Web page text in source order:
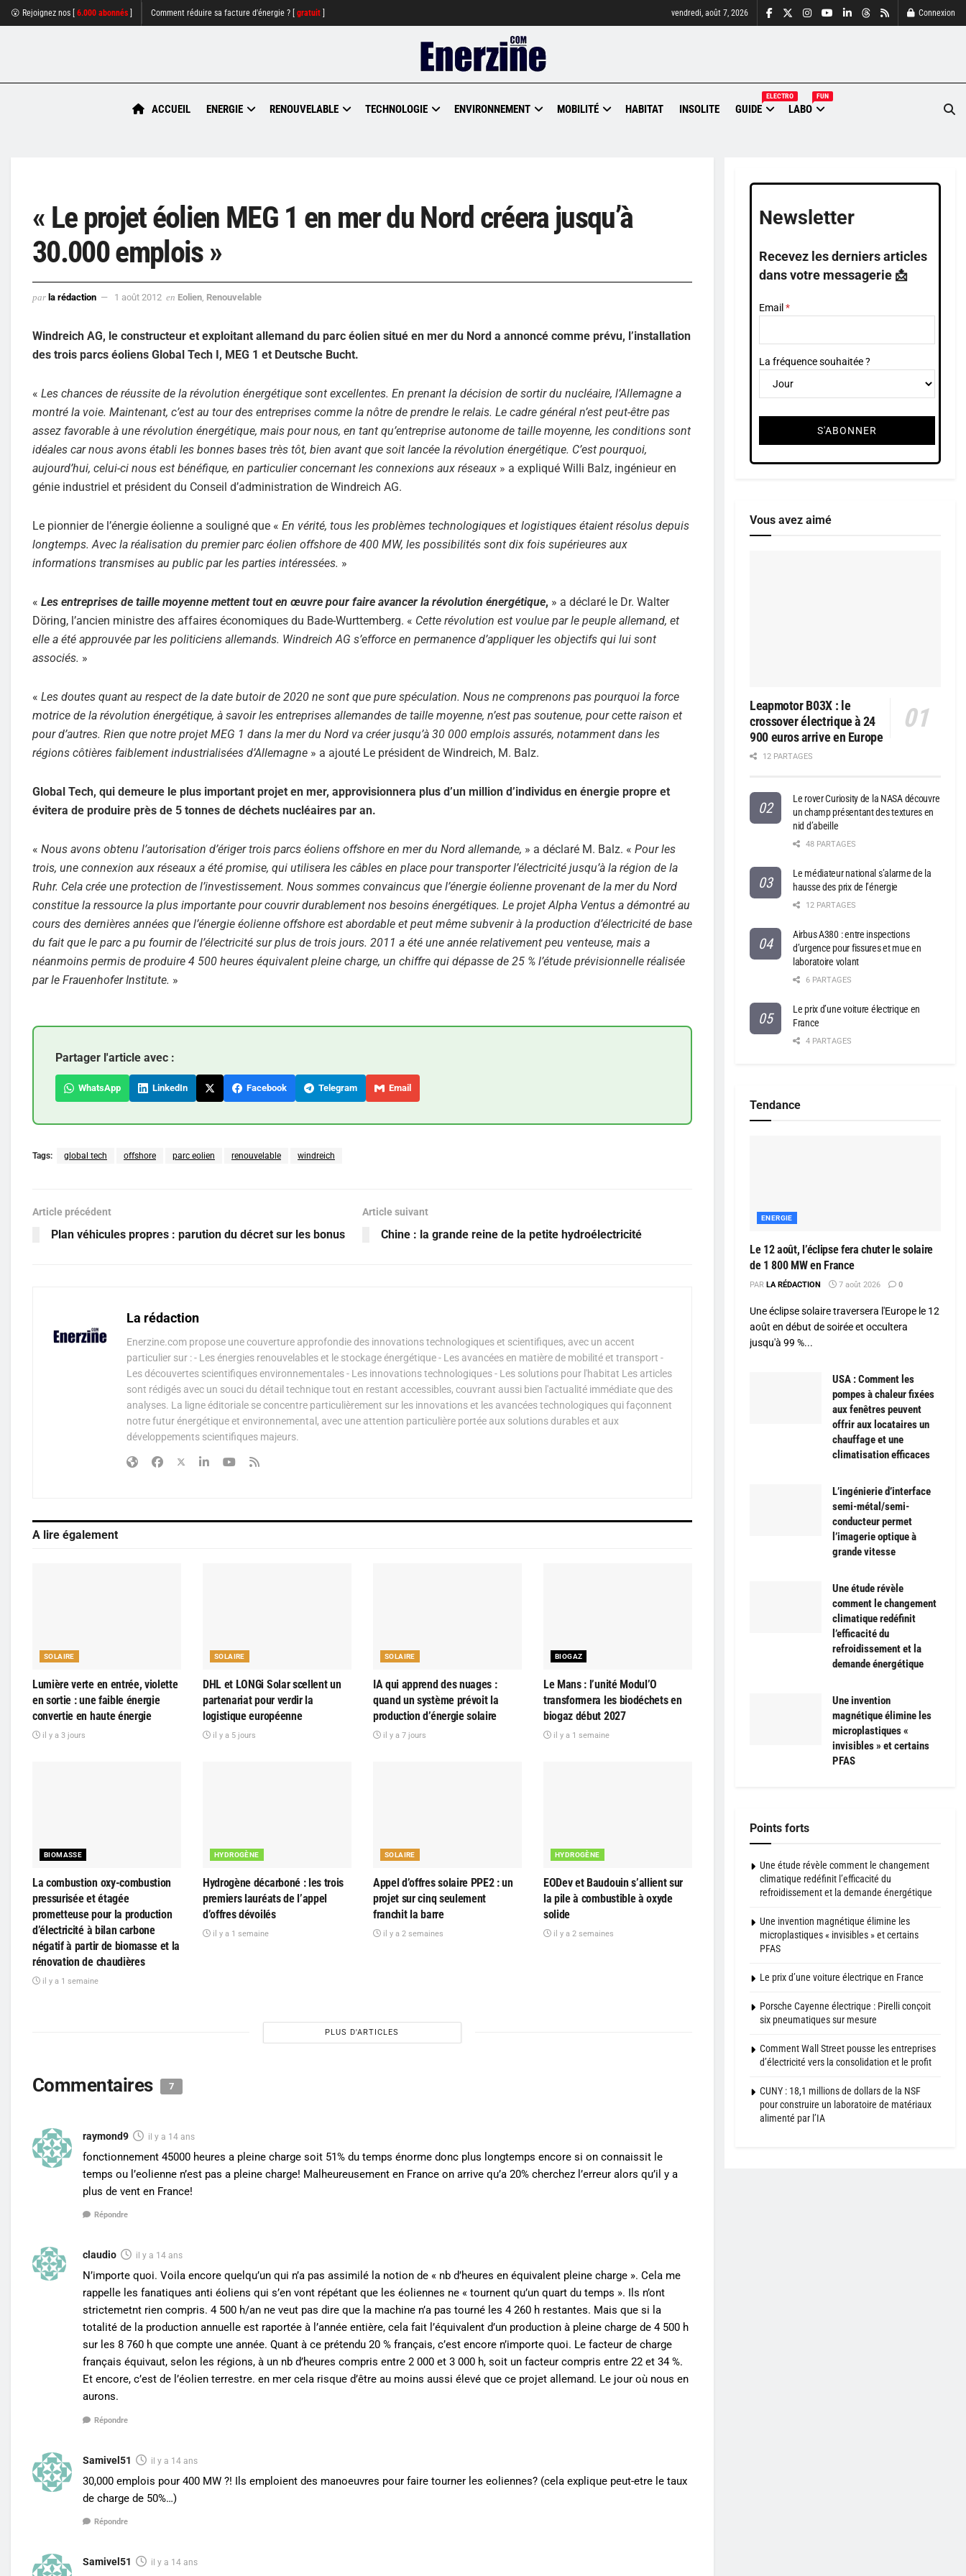
😮 Rejoignez nos [ 6.000 abonnés Comment réduire sa facture d'énergie ? [ gratuit vendredi, août 7, 2026 Connexion
ACCUEIL ENERGIE RENOUVELABLE TECHNOLOGIE ENVIRONNEMENT MOBILITÉ HABITAT INSOLITE GUIDE
ELECTRO
LABO
FUN
« Le projet éolien MEG 1 en mer du Nord créera jusqu’à
30.000 emplois »
par la rédaction 1 août 2012 en Eolien Renouvelable
Windreich AG, le constructeur et exploitant allemand du parc éolien situé en mer du Nord a annoncé comme prévu, l’installation
des trois parcs éoliens Global Tech I, MEG 1 et Deutsche Bucht.
« Les chances de réussite de la révolution énergétique sont excellentes. En prenant la décision de sortir du nucléaire, l’Allemagne a
montré la voie. Maintenant, c’est au tour des entreprises comme la nôtre de prendre le relais. Le cadre général n’est peut-être pas
assez favorable à une révolution énergétique, mais pour nous, en tant qu’entreprise autonome de taille moyenne, les conditions sont
idéales car nous avons établi les bonnes bases très tôt, bien avant que soit lancée la révolution énergétique. C’est pourquoi,
aujourd’hui, celui-ci nous est bénéfique, en particulier concernant les connexions aux réseaux » a expliqué Willi Balz, ingénieur en
génie industriel et président du Conseil d’administration de Windreich AG.
Le pionnier de l’énergie éolienne a souligné que « En vérité, tous les problèmes technologiques et logistiques étaient résolus depuis
longtemps. Avec la réalisation du premier parc éolien offshore de 400 MW, les possibilités sont dix fois supérieures aux
informations transmises au public par les parties intéressées. »
« Les entreprises de taille moyenne mettent tout en œuvre pour faire avancer la révolution énergétique, » a déclaré le Dr. Walter
Döring, l’ancien ministre des affaires économiques du Bade-Wurttemberg. « Cette révolution est voulue par le peuple allemand, et
elle a été approuvée par les politiciens allemands. Windreich AG s’efforce en permanence d’appliquer les objectifs qui lui sont
associés. »
« Les doutes quant au respect de la date butoir de 2020 ne sont que pure spéculation. Nous ne comprenons pas pourquoi la force
motrice de la révolution énergétique, à savoir les entreprises allemandes de taille moyenne, n’est pas soutenue, pour cette raison et
pour d’autres. Rien que notre projet MEG 1 dans la mer du Nord va créer jusqu’à 30 000 emplois assurés, notamment dans les
régions côtières faiblement industrialisées d’Allemagne » a ajouté Le président de Windreich, M. Balz.
Global Tech, qui demeure le plus important projet en mer, approvisionnera plus d’un million d’individus en énergie propre et
évitera de produire près de 5 tonnes de déchets nucléaires par an.
« Nous avons obtenu l’autorisation d’ériger trois parcs éoliens offshore en mer du Nord allemande, » a déclaré M. Balz. « Pour les
trois, une connexion aux réseaux a été promise, qui utilisera les câbles en place pour transporter l’électricité jusqu’à la région de la
Ruhr. Cela crée une protection de l’investissement. Nous sommes convaincus que l’énergie éolienne provenant de la mer du Nord
constitue la ressource la plus importante pour couvrir durablement nos besoins énergétiques. Le projet Alpha Ventus a démontré au
cours des dernières années que l’énergie éolienne offshore est abordable et peut même subvenir à la production d’électricité de base
du fait que le parc a pu fournir de l’électricité sur plus de trois jours. 2011 a été une année relativement peu venteuse, mais a
néanmoins permis de produire 4 500 heures équivalent pleine charge, un chiffre qui dépasse de 25 % l’étude prévisionnelle réalisée
par le Frauenhofer Institute. »
Partager l'article avec :
WhatsApp LinkedIn Facebook Telegram Email
Tags: global tech offshore parc eolien renouvelable windreich
Article précédent
Plan véhicules propres : parution du décret sur les bonus
Article suivant
Chine : la grande reine de la petite hydroélectricité
La rédaction
Enerzine.com propose une couverture approfondie des innovations technologiques et scientifiques, avec un accent
particulier sur : - Les énergies renouvelables et le stockage énergétique - Les avancées en matière de mobilité et transport -
Les découvertes scientifiques environnementales - Les innovations technologiques - Les solutions pour l'habitat Les articles
sont rédigés avec un souci du détail technique tout en restant accessibles, couvrant aussi bien l'actualité immédiate que des
analyses. La ligne éditoriale se concentre particulièrement sur les innovations et les avancées technologiques qui façonnent
notre futur énergétique et environnemental, avec une attention particulière portée aux solutions durables et aux
développements scientifiques majeurs.
A lire également
SOLAIRE
Lumière verte en entrée, violette
en sortie : une faible énergie
convertie en haute énergie
il y a 3 jours
SOLAIRE
DHL et LONGi Solar scellent un
partenariat pour verdir la
logistique européenne
il y a 5 jours
SOLAIRE
IA qui apprend des nuages :
quand un système prévoit la
production d’énergie solaire
il y a 7 jours
BIOGAZ
Le Mans : l’unité Modul’O
transformera les biodéchets en
biogaz début 2027
il y a 1 semaine
BIOMASSE
La combustion oxy-combustion
pressurisée et étagée
prometteuse pour la production
d’électricité à bilan carbone
négatif à partir de biomasse et la
rénovation de chaudières
il y a 1 semaine
HYDROGÈNE
Hydrogène décarboné : les trois
premiers lauréats de l’appel
d’offres dévoilés
il y a 1 semaine
SOLAIRE
Appel d’offres solaire PPE2 : un
projet sur cinq seulement
franchit la barre
il y a 2 semaines
HYDROGÈNE
EODev et Baudouin s’allient sur
la pile à combustible à oxyde
solide
il y a 2 semaines
PLUS D'ARTICLES
Commentaires 7
raymond9 il y a 14 ans
fonctionnement 45000 heures a pleine charge soit 51% du temps énorme donc plus longtemps encore si on connaissit le
temps ou l’eolienne n’est pas a pleine charge! Malheureusement en France on arrive qu’a 20% cherchez l’erreur alors qu’il y a
plus de vent en France!
Répondre
claudio il y a 14 ans
N’importe quoi. Voila encore quelqu’un qui n’a pas assimilé la notion de « nb d’heures en équivalent pleine charge ». Cela me
rappelle les fanatiques anti éoliens qui s’en vont répétant que les éoliennes ne « tournent qu’un quart du temps ». Ils n’ont
strictemetnt rien compris. 4 500 h/an ne veut pas dire que la machine n’a pas tourné les 4 260 h restantes. Mais que si la
totalité de la production annuelle est raportée à l’année entière, cela fait l’équivalent d’un production à pleine charge de 4 500 h
sur les 8 760 h que compte une année. Quant à ce prétendu 20 % français, c’est encore n’importe quoi. Le facteur de charge
français équivaut, selon les régions, à un nb d’heures compris entre 2 000 et 3 000 h, soit un facteur compris entre 22 et 34 %.
Et encore, c’est de l’éolien terrestre. en mer cela risque d’être au moins aussi élevé que ce projet allemand. Le jour où nous en
aurons.
Répondre
Samivel51 il y a 14 ans
30,000 emplois pour 400 MW ?! Ils emploient des manoeuvres pour faire tourner les eoliennes? (cela explique peut-etre le taux
de charge de 50%…)
Répondre
Samivel51 il y a 14 ans
Newsletter
Recevez les derniers articles
dans votre messagerie 📩
Email
La fréquence souhaitée ?
Vous avez aimé
Leapmotor B03X : le
crossover électrique à 24
900 euros arrive en Europe
12 PARTAGES
Le rover Curiosity de la NASA découvre
un champ présentant des textures en
nid d’abeille
48 PARTAGES
Le médiateur national s’alarme de la
hausse des prix de l’énergie
12 PARTAGES
Airbus A380 : entre inspections
d’urgence pour fissures et mue en
laboratoire volant
6 PARTAGES
Le prix d’une voiture électrique en
France
4 PARTAGES
Tendance
ENERGIE
Le 12 août, l’éclipse fera chuter le solaire
de 1 800 MW en France
PAR LA RÉDACTION 7 août 2026 0
Une éclipse solaire traversera l'Europe le 12
août en début de soirée et occultera
jusqu'à 99 %...
USA : Comment les
pompes à chaleur fixées
aux fenêtres peuvent
offrir aux locataires un
chauffage et une
climatisation efficaces
L’ingénierie d’interface
semi-métal/semi-
conducteur permet
l’imagerie optique à
grande vitesse
Une étude révèle
comment le changement
climatique redéfinit
l’efficacité du
refroidissement et la
demande énergétique
Une invention
magnétique élimine les
microplastiques «
invisibles » et certains
PFAS
Points forts
Une étude révèle comment le changement
climatique redéfinit l’efficacité du
refroidissement et la demande énergétique
Une invention magnétique élimine les
microplastiques « invisibles » et certains
PFAS
Le prix d’une voiture électrique en France
Porsche Cayenne électrique : Pirelli conçoit
six pneumatiques sur mesure
Comment Wall Street pousse les entreprises
d’électricité vers la consolidation et le profit
CUNY : 18,1 millions de dollars de la NSF
pour construire un laboratoire de matériaux
alimenté par l’IA